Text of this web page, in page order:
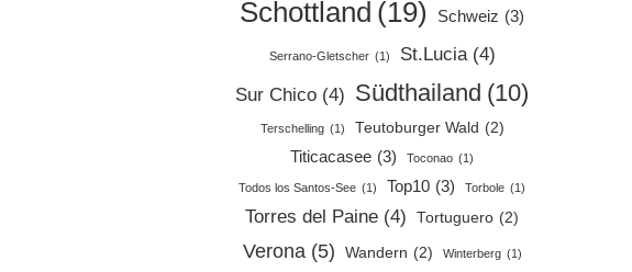
Schottland (19) Schweiz (3)
Serrano-Gletscher (1) St.Lucia (4)
Sur Chico (4) Südthailand (10)
Terschelling (1) Teutoburger Wald (2)
Titicacasee (3) Toconao (1)
Todos los Santos-See (1) Top10 (3) Torbole (1)
Torres del Paine (4) Tortuguero (2)
Verona (5) Wandern (2) Winterberg (1)